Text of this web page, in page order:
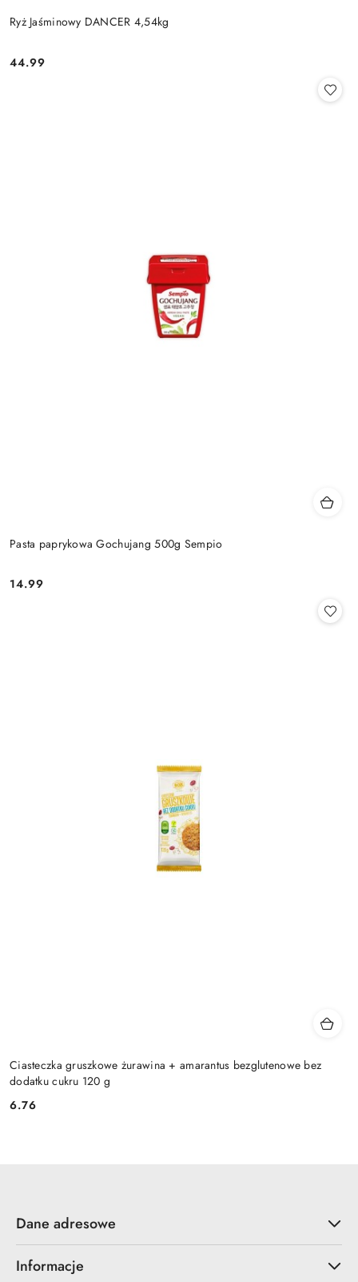
Ryż Jaśminowy DANCER 4,54kg
Cena:
44.99
Pasta paprykowa Gochujang 500g Sempio
Cena:
14.99
Ciasteczka gruszkowe żurawina + amarantus bezglutenowe bez
dodatku cukru 120 g
Cena:
6.76
Dane adresowe
Informacje